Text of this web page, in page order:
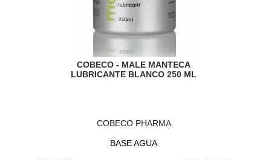
COBECO - MALE MANTECA
LUBRICANTE BLANCO 250 ML
COBECO PHARMA
BASE AGUA